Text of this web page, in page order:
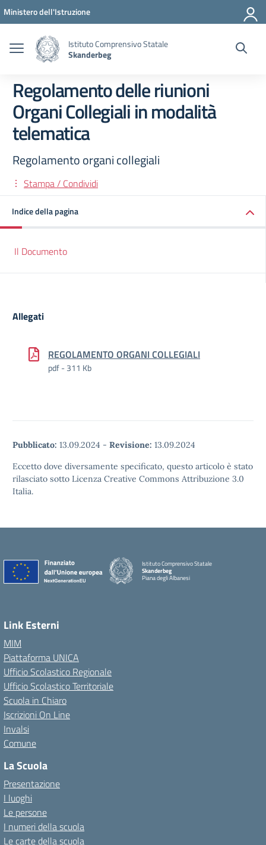
Vai ai contenuti
Vai al menu di navigazione
Vai al footer
Ministero dell'Istruzione
Istituto Comprensivo Statale
Skanderbeg
Regolamento delle riunioni
Organi Collegiali in modalità
telematica
Regolamento organi collegiali
Stampa / Condividi
Indice della pagina
Il Documento
Allegati
REGOLAMENTO ORGANI COLLEGIALI
pdf - 311 Kb
Pubblicato: 13.09.2024 - Revisione: 13.09.2024
Eccetto dove diversamente specificato, questo articolo è stato
rilasciato sotto Licenza Creative Commons Attribuzione 3.0
Italia.
Istituto Comprensivo Statale
Skanderbeg
Piana degli Albanesi
Link Esterni
MIM
Piattaforma UNICA
Ufficio Scolastico Regionale
Ufficio Scolastico Territoriale
Scuola in Chiaro
Iscrizioni On Line
Invalsi
Comune
La Scuola
Presentazione
I luoghi
Le persone
I numeri della scuola
Le carte della scuola